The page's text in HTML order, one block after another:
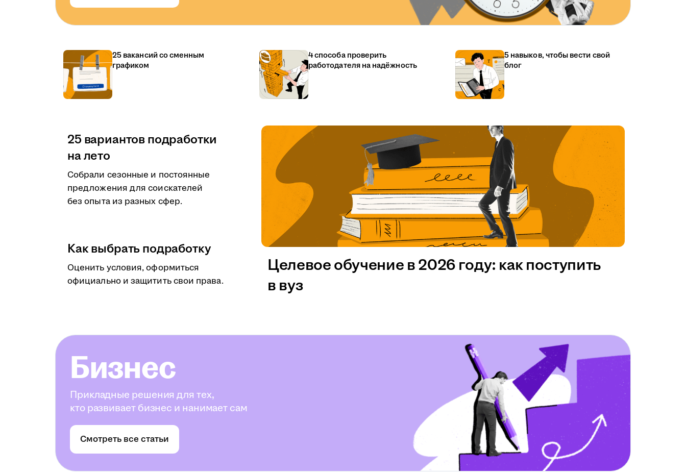
25 вакансий со сменным
графиком
4 способа проверить
работодателя на надёжность
5 навыков, чтобы вести свой
блог
25 вариантов подработки
на лето
Собрали сезонные и постоянные
предложения для соискателей
без опыта из разных сфер.
Как выбрать подработку
Оценить условия, оформиться
официально и защитить свои права.
Целевое обучение в 2026 году: как поступить
в вуз
Бизнес
Прикладные решения для тех,
кто развивает бизнес и нанимает сам
Смотреть все статьи